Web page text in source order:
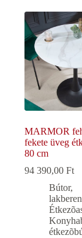
MARMOR
fekete üveg
80 cm
94 390,00 Ft
Bútor,